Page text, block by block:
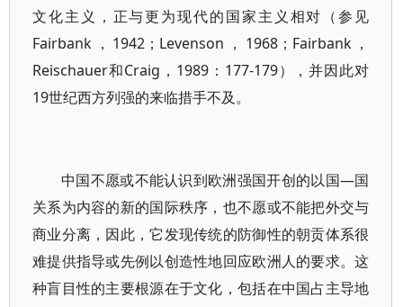
文化主义，正与更为现代的国家主义相对（参见
Fairbank，1942；Levenson，1968；Fairbank，
Reischauer和Craig，1989：177-179），并因此对
19世纪西方列强的来临措手不及。
中国不愿或不能认识到欧洲强国开创的以国—国
关系为内容的新的国际秩序，也不愿或不能把外交与
商业分离，因此，它发现传统的防御性的朝贡体系很
难提供指导或先例以创造性地回应欧洲人的要求。这
种盲目性的主要根源在于文化，包括在中国占主导地